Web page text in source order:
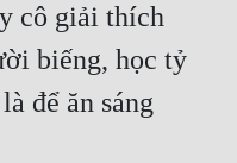
cô giải thích
biếng, học tỷ
để ăn sáng